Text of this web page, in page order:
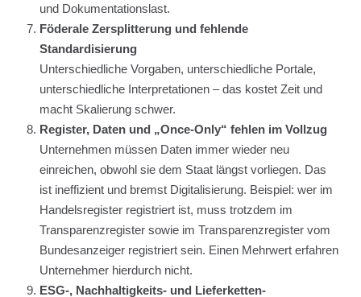
und Dokumentationslast.
Föderale Zersplitterung und fehlende
Standardisierung
Unterschiedliche Vorgaben, unterschiedliche Portale,
unterschiedliche Interpretationen – das kostet Zeit und
macht Skalierung schwer.
Register, Daten und „Once-Only“ fehlen im Vollzug
Unternehmen müssen Daten immer wieder neu
einreichen, obwohl sie dem Staat längst vorliegen. Das
ist ineffizient und bremst Digitalisierung. Beispiel: wer im
Handelsregister registriert ist, muss trotzdem im
Transparenzregister sowie im Transparenzregister vom
Bundesanzeiger registriert sein. Einen Mehrwert erfahren
Unternehmer hierdurch nicht.
ESG-, Nachhaltigkeits- und Lieferketten-